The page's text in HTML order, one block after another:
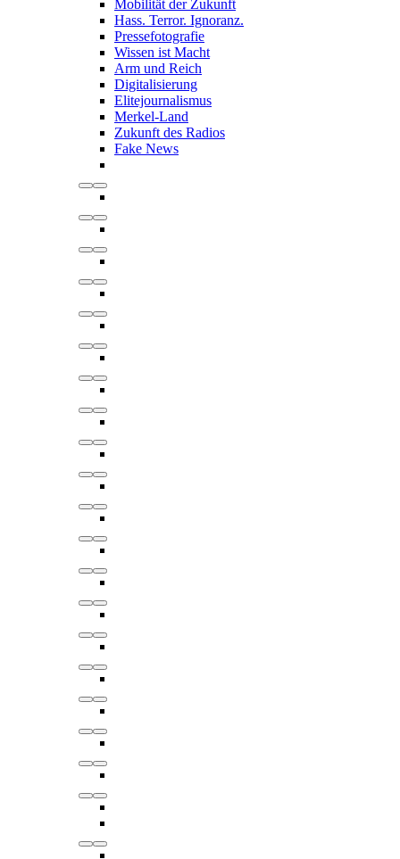
Mobilität der Zukunft
Hass. Terror. Ignoranz.
Pressefotografie
Wissen ist Macht
Arm und Reich
Digitalisierung
Elitejournalismus
Merkel-Land
Zukunft des Radios
Fake News